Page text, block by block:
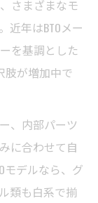
さまざまなモ
近年はBTOメー
を基調とした
肢が増加中で
、内部パーツ
に合わせて自
モデルなら、グ
類も白系で揃